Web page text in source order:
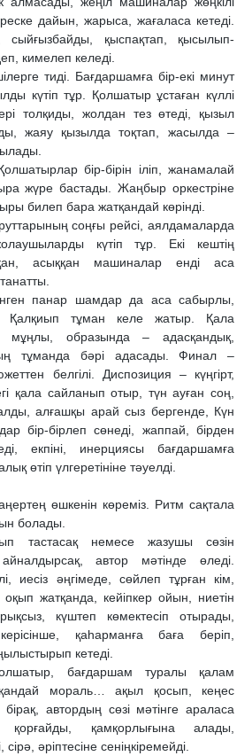
дайын, жарыса, жағаласа кетеді.
сыйғызбайды, қыспақтап, қысылып-
кимелеп келеді.
тиді. Бағдаршамға бір-екі минут
күтіп тұр. Қолшатыр ұстаған күллі
толқиды, жолдан тез өтеді, қызыл
жаяу қызылда тоқтап, жасылда –
бір-бірін іліп, жанамалай
жүре бастады. Жаңбыр оркестріне
билеп бара жатқандай көрінді.
соңғы рейсі, аялдамаларда
күтіп тұр. Екі кештің
асыққан машиналар енді аса
панар шамдар да аса сабырлы,
Қалқиып тұман келе жатыр. Қала
мұңлы, образында – адасқандық,
тұманда бәрі адасады. Финал –
белгілі. Диспозиция – күңгірт,
қала сайланып отыр, түн ауған соң,
алғашқы арай сыз бергенде, Күн
бір-бірлеп сөнеді, жаппай, бірден
екпіні, инерциясы бағдаршамға
өтіп үлгеретініне тәуелді.
өшкенін көреміз. Ритм сақтала
болады.
тастасақ немесе жазушы сөзін
автор мәтінде өледі.
иесіз әңгімеде, сөйлеп тұрған кім,
жатқанда, кейіпкер ойын, ниетін
күштеп көмектесіп отырады,
қаһарманға баға беріп,
кетеді.
бағдаршам туралы қалам
мораль… ақыл қосып, кеңес
автордың сөзі мәтінге араласа
қамқорлығына алады,
әріптесіне сеніңкіремейді.